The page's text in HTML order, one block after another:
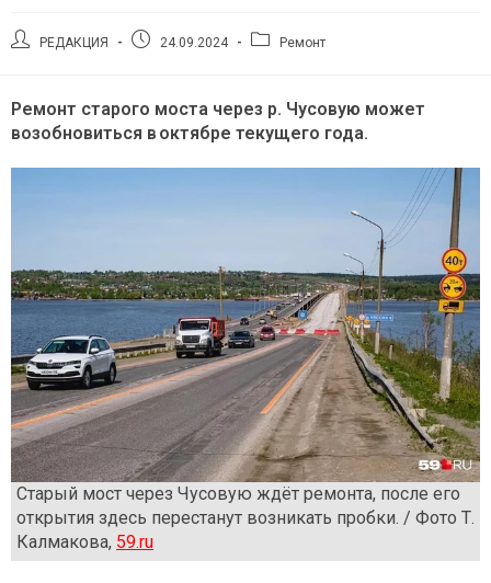
АвторРЕДАКЦИЯ
Запись24.09.2024
Рубрика
Ремонт
Ремонт старого моста через р. Чусовую может
возобновиться в октябре текущего года.
Старый мост через Чусовую ждёт ремонта, после его
открытия здесь перестанут возникать пробки. / Фото Т.
Калмакова, 59.ru